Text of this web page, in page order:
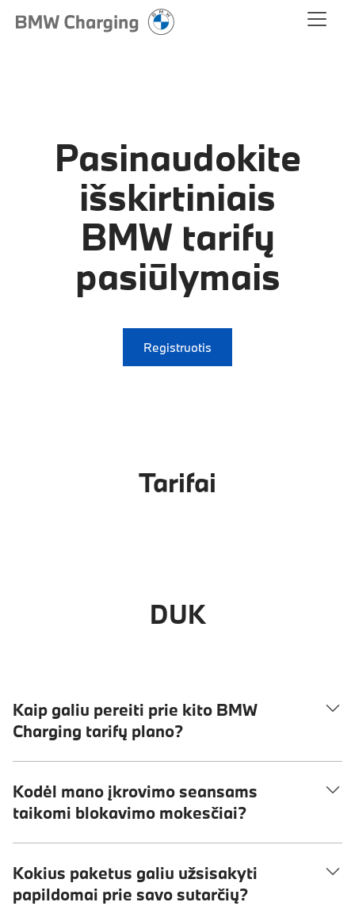
Pasinaudokite
išskirtiniais
BMW tarifų
pasiūlymais
Registruotis
Tarifai
DUK
Kaip galiu pereiti prie kito BMW
Charging tarifų plano?
Kodėl mano įkrovimo seansams
taikomi blokavimo mokesčiai?
Kokius paketus galiu užsisakyti
papildomai prie savo sutarčių?